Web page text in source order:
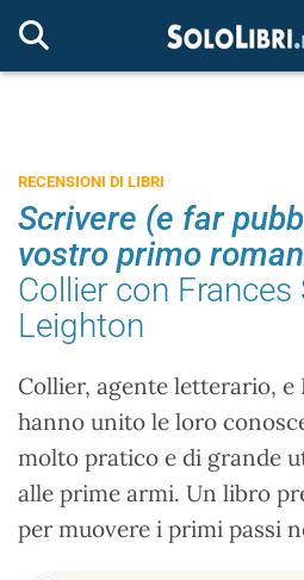
RECENSIONI DI LIBRI
Scrivere (e far
vostro primo
Collier con Frances
Leighton
Collier, agente letterario,
hanno unito le loro
molto pratico e di grande
alle prime armi. Un libro
per muovere i primi passi